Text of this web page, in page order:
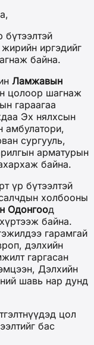
иргэдийг
байна.
Ламжавын
цолоор шагнаж
гараагаа
Эх нялхсын
амбулатори,
сургууль,
арматурын
байна.
үр бүтээлтэй
холбооны
Одонгоод
байна.
гарамгай
дэлхийн
гаргасан
Дэлхийн
шавь нар дунд
цол
бас